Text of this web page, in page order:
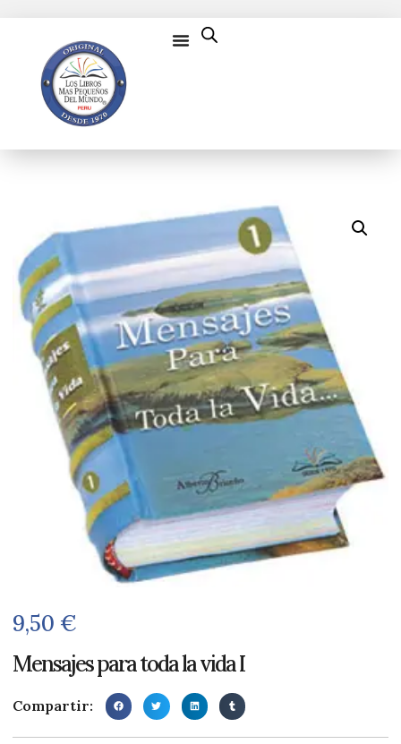
9,50 €
Mensajes para toda la vida I
Compartir: